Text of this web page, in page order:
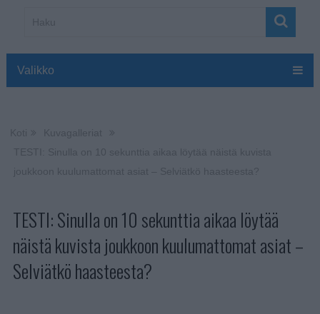
Valikko
TESTI: Sinulla on 10 sekunttia aikaa löytää
näistä kuvista joukkoon kuulumattomat asiat –
Selviätkö haasteesta?